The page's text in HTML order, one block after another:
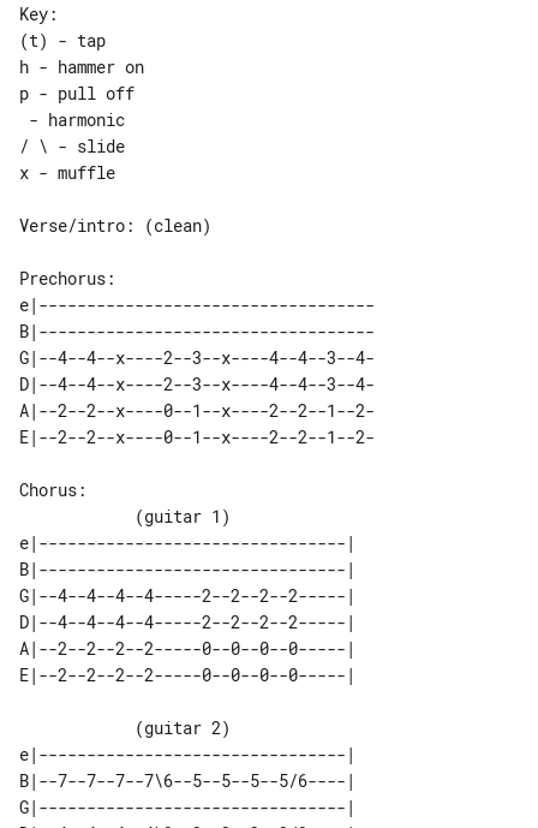
Key:
(t) - tap
h - hammer on
p - pull off
/ \ - slide
x - muffle
e|-----------------------------------
B|-----------------------------------
G|--4--4--x----2--3--x----4--4--3--4-
D|--4--4--x----2--3--x----4--4--3--4-
A|--2--2--x----0--1--x----2--2--1--2-
Chorus:
e|--------------------------------|
B|--------------------------------|
G|--4--4--4--4-----2--2--2--2-----|
D|--4--4--4--4-----2--2--2--2-----|
A|--2--2--2--2-----0--0--0--0-----|
e|--------------------------------|
B|--7--7--7--7\6--5--5--5--5/6----|
G|--------------------------------|